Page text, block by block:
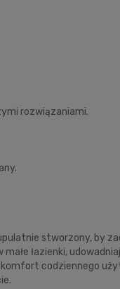
rozwiązaniami.
stworzony, by
łazienki,
codziennego